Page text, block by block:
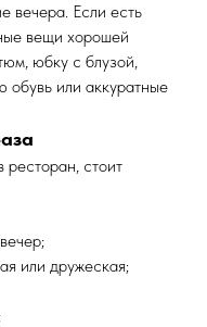
вечера. Если есть
вещи хорошей
юбку с блузой,
обувь или аккуратные
ресторан, стоит
или дружеская;